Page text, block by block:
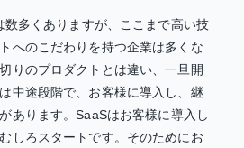
多くありますが、ここまで高い技
へのこだわりを持つ企業は多くな
りのプロダクトとは違い、一旦開
中途段階で、お客様に導入し、継
あります。SaaSはお客様に導入し
しろスタートです。そのためにお